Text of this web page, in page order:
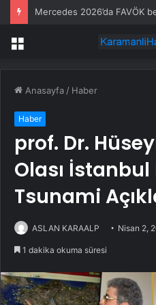
Mercedes 2026’da FAVÖK
Menü
Anasayfa / Haber
Haber
prof. Dr.
Olası
Tsunami
ASLAN KARAALP Nisan 2,
1 dakika okuma süresi